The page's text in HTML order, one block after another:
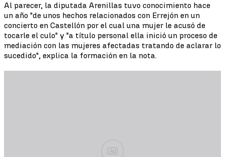
Al parecer, la diputada Arenillas tuvo conocimiento hace
un año "de unos hechos relacionados con Errejón en un
concierto en Castellón por el cual una mujer le acusó de
tocarle el culo" y "a título personal ella inició un proceso de
mediación con las mujeres afectadas tratando de aclarar lo
sucedido", explica la formación en la nota.
Ad